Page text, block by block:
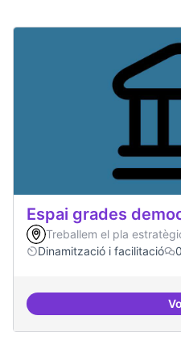
Espai grades
Treballem el pla
Dinamització i facilitació
0